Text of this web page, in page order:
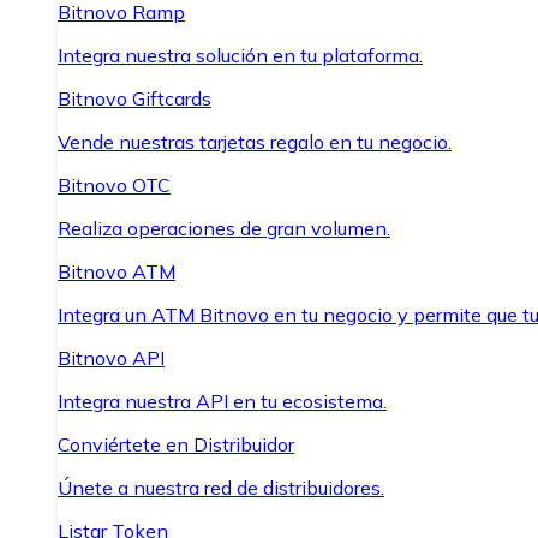
Bitnovo Ramp
Integra nuestra solución en tu plataforma.
Bitnovo Giftcards
Vende nuestras tarjetas regalo en tu negocio.
Bitnovo OTC
Realiza operaciones de gran volumen.
Bitnovo ATM
Integra un ATM Bitnovo en tu negocio y permite que
Bitnovo API
Integra nuestra API en tu ecosistema.
Conviértete en Distribuidor
Únete a nuestra red de distribuidores.
Listar Token